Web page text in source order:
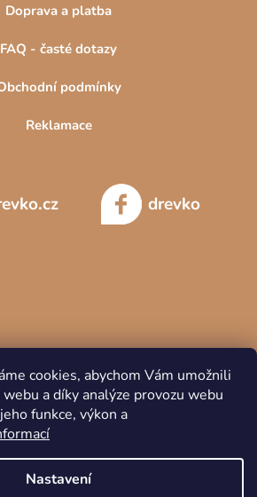
cookies, abychom Vám umožnili
a díky analýze provozu webu
funkce, výkon a
Nastavení
Doprava a platba
FAQ - časté dotazy
podmínky
Reklamace
drevko